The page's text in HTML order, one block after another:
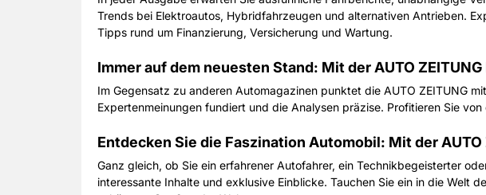
Trends bei Elektroautos, Hybridfahrzeugen und alternativen Antrieben.
Tipps rund um Finanzierung, Versicherung und Wartung.
Immer auf dem neuesten Stand: Mit der AUTO
Im Gegensatz zu anderen Automagazinen punktet die AUTO ZEITUNG
Expertenmeinungen fundiert und die Analysen präzise. Profitieren Sie
Entdecken Sie die Faszination Automobil: Mit der AUTO
Ganz gleich, ob Sie ein erfahrener Autofahrer, ein Technikbegeisterter
interessante Inhalte und exklusive Einblicke. Tauchen Sie ein in die Welt